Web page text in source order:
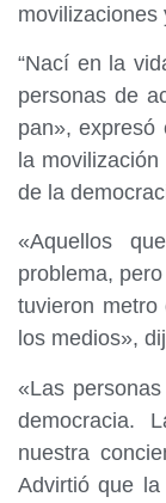
movilizaciones
“Nací en la
personas de
pan», expresó
la
de la
«Aquellos
problema,
tuvieron
los medios»,
«Las
democracia.
nuestra
Advirtió que